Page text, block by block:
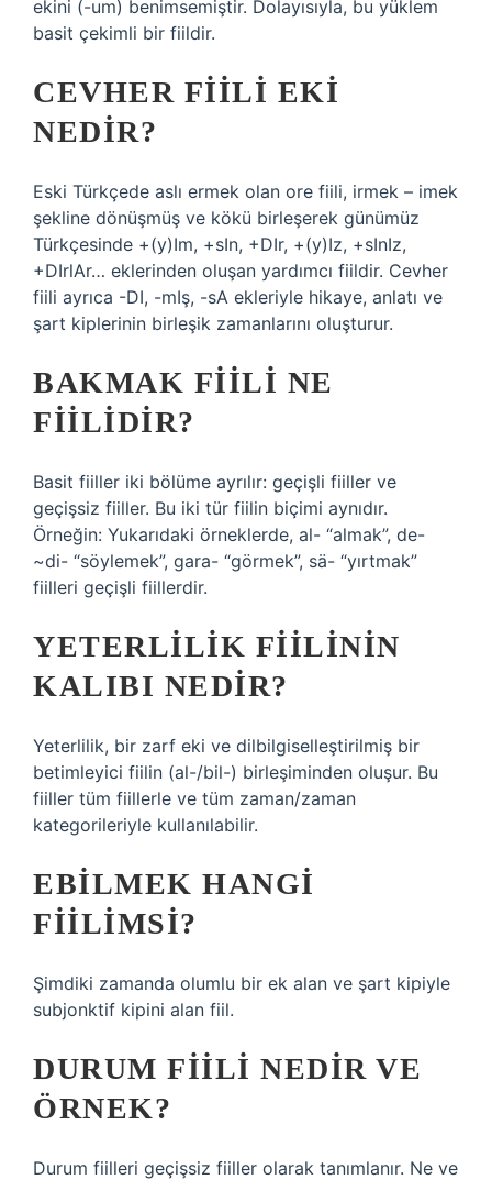
ekini (-um) benimsemiştir. Dolayısıyla, bu yüklem
basit çekimli bir fiildir.
CEVHER FIILI EKI
NEDIR?
Eski Türkçede aslı ermek olan ore fiili, irmek – imek
şekline dönüşmüş ve kökü birleşerek günümüz
Türkçesinde +(y)Im, +sIn, +DIr, +(y)Iz, +sInIz,
+DIrlAr… eklerinden oluşan yardımcı fiildir. Cevher
fiili ayrıca -DI, ​​​​​​​​-mIş, -sA ekleriyle hikaye, anlatı ve
şart kiplerinin birleşik zamanlarını oluşturur.
BAKMAK FIILI NE
FIILIDIR?
Basit fiiller iki bölüme ayrılır: geçişli fiiller ve
geçişsiz fiiller. Bu iki tür fiilin biçimi aynıdır.
Örneğin: Yukarıdaki örneklerde, al- “almak”, de-
~di- “söylemek”, gara- “görmek”, sä- “yırtmak”
fiilleri geçişli fiillerdir.
YETERLILIK FIILININ
KALIBI NEDIR?
Yeterlilik, bir zarf eki ve dilbilgiselleştirilmiş bir
betimleyici fiilin (al-/bil-) birleşiminden oluşur. Bu
fiiller tüm fiillerle ve tüm zaman/zaman
kategorileriyle kullanılabilir.
EBILMEK HANGI
FIILIMSI?
Şimdiki zamanda olumlu bir ek alan ve şart kipiyle
subjonktif kipini alan fiil.
DURUM FIILI NEDIR VE
ÖRNEK?
Durum fiilleri geçişsiz fiiller olarak tanımlanır. Ne ve